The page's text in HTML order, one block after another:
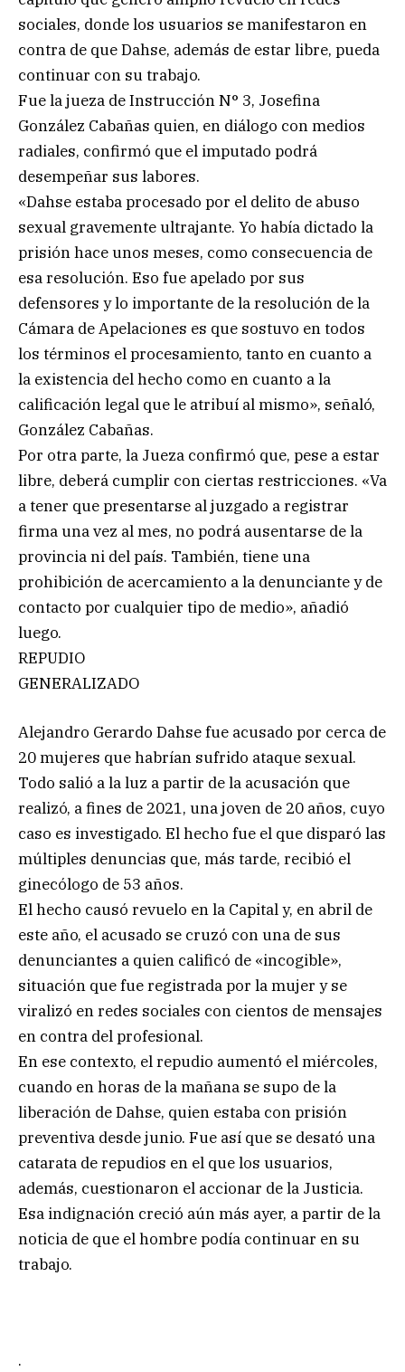
sociales, donde los usuarios se manifestaron en
contra de que Dahse, además de estar libre, pueda
continuar con su trabajo.
Fue la jueza de Instrucción N° 3, Josefina
González Cabañas quien, en diálogo con medios
radiales, confirmó que el imputado podrá
desempeñar sus labores.
«Dahse estaba procesado por el delito de abuso
sexual gravemente ultrajante. Yo había dictado la
prisión hace unos meses, como consecuencia de
esa resolución. Eso fue apelado por sus
defensores y lo importante de la resolución de la
Cámara de Apelaciones es que sostuvo en todos
los términos el procesamiento, tanto en cuanto a
la existencia del hecho como en cuanto a la
calificación legal que le atribuí al mismo», señaló,
González Cabañas.
Por otra parte, la Jueza confirmó que, pese a estar
libre, deberá cumplir con ciertas restricciones. «Va
a tener que presentarse al juzgado a registrar
firma una vez al mes, no podrá ausentarse de la
provincia ni del país. También, tiene una
prohibición de acercamiento a la denunciante y de
contacto por cualquier tipo de medio», añadió
luego.
REPUDIO
GENERALIZADO
Alejandro Gerardo Dahse fue acusado por cerca de
20 mujeres que habrían sufrido ataque sexual.
Todo salió a la luz a partir de la acusación que
realizó, a fines de 2021, una joven de 20 años, cuyo
caso es investigado. El hecho fue el que disparó las
múltiples denuncias que, más tarde, recibió el
ginecólogo de 53 años.
El hecho causó revuelo en la Capital y, en abril de
este año, el acusado se cruzó con una de sus
denunciantes a quien calificó de «incogible»,
situación que fue registrada por la mujer y se
viralizó en redes sociales con cientos de mensajes
en contra del profesional.
En ese contexto, el repudio aumentó el miércoles,
cuando en horas de la mañana se supo de la
liberación de Dahse, quien estaba con prisión
preventiva desde junio. Fue así que se desató una
catarata de repudios en el que los usuarios,
además, cuestionaron el accionar de la Justicia.
Esa indignación creció aún más ayer, a partir de la
noticia de que el hombre podía continuar en su
trabajo.
.